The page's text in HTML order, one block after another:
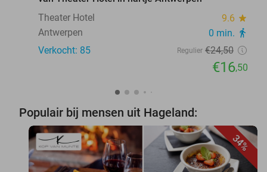
Theater Hotel
9.6 star
Antwerpen 0 min. directions_walk
Verkocht: 85 Regulier €24,50
€16,50
Populair bij mensen uit Hageland:
34%